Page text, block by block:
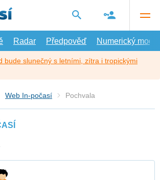
Radar Předpověď Numerický model
bude slunečný s letními, zítra i tropickými
Web In-počasí Pochvala